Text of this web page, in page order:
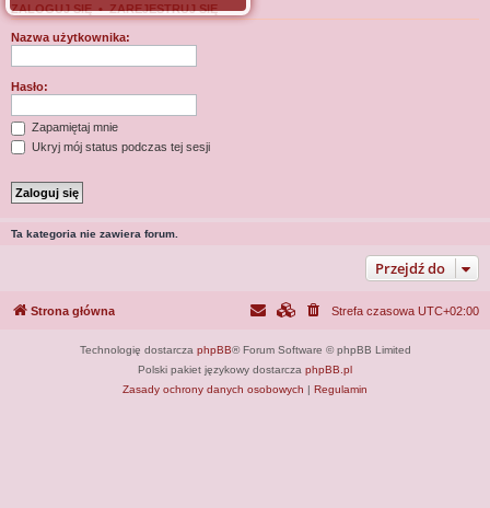
ZALOGUJ SIĘ•ZAREJESTRUJ SIĘ
Nazwa użytkownika:
Hasło:
Zapamiętaj mnie
Ukryj mój status podczas tej sesji
Ta kategoria nie zawiera forum.
Przejdź do
Strona główna Strefa czasowa UTC+02:00
Technologię dostarcza phpBB® Forum Software © phpBB Limited
Polski pakiet językowy dostarcza phpBB.pl
Zasady ochrony danych osobowych | Regulamin